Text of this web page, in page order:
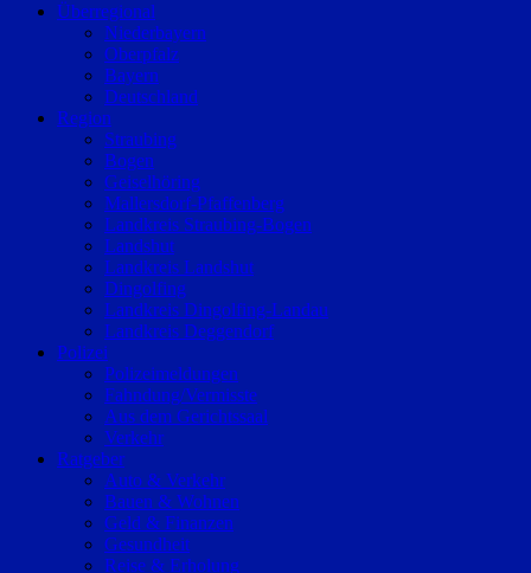
Überregional
Niederbayern
Oberpfalz
Bayern
Deutschland
Region
Straubing
Bogen
Geiselhöring
Mallersdorf-Pfaffenberg
Landkreis Straubing-Bogen
Landshut
Landkreis Landshut
Dingolfing
Landkreis Dingolfing-Landau
Landkreis Deggendorf
Polizei
Polizeimeldungen
Fahndung/Vermisste
Aus dem Gerichtssaal
Verkehr
Ratgeber
Auto & Verkehr
Bauen & Wohnen
Geld & Finanzen
Gesundheit
Reise & Erholung